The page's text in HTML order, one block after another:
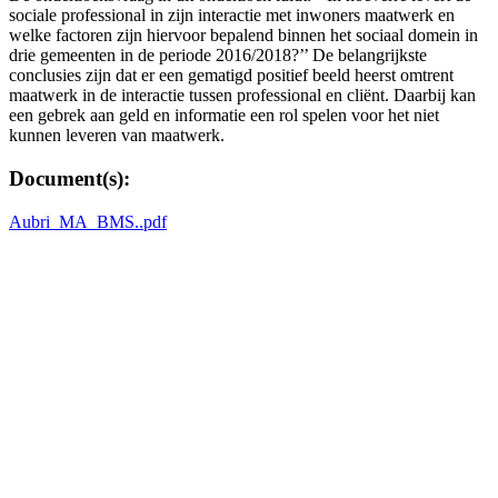
sociale professional in zijn interactie met inwoners maatwerk en
welke factoren zijn hiervoor bepalend binnen het sociaal domein in
drie gemeenten in de periode 2016/2018?’’ De belangrijkste
conclusies zijn dat er een gematigd positief beeld heerst omtrent
maatwerk in de interactie tussen professional en cliënt. Daarbij kan
een gebrek aan geld en informatie een rol spelen voor het niet
kunnen leveren van maatwerk.
Document(s):
Aubri_MA_BMS..pdf